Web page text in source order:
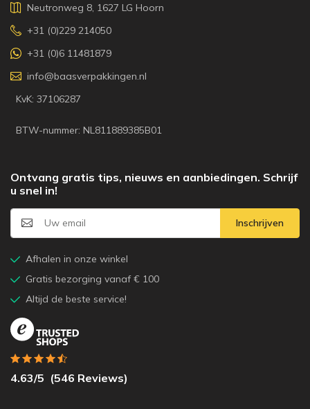
Neutronweg 8, 1627 LG Hoorn
+31 (0)229 214050
+31 (0)6 11481879
info@baasverpakkingen.nl
KvK: 37106287
BTW-nummer: NL811889385B01
Ontvang gratis tips, nieuws en aanbiedingen. Schrijf
u snel in!
Inschrijven
Afhalen in onze winkel
Gratis bezorging vanaf € 100
Altijd de beste service!
4.63/5 (546 Reviews)